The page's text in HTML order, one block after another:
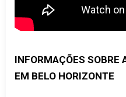
INFORMAÇÕES SOBRE
EM BELO HORIZONTE